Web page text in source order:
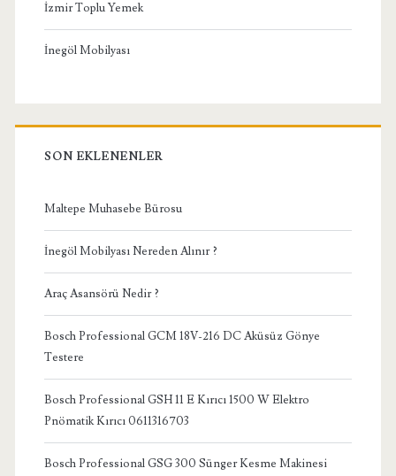
İzmir Toplu Yemek
İnegöl Mobilyası
SON EKLENENLER
Maltepe Muhasebe Bürosu
İnegöl Mobilyası Nereden Alınır ?
Araç Asansörü Nedir ?
Bosch Professional GCM 18V-216 DC Aküsüz Gönye
Testere
Bosch Professional GSH 11 E Kırıcı 1500 W Elektro
Pnömatik Kırıcı 0611316703
Bosch Professional GSG 300 Sünger Kesme Makinesi